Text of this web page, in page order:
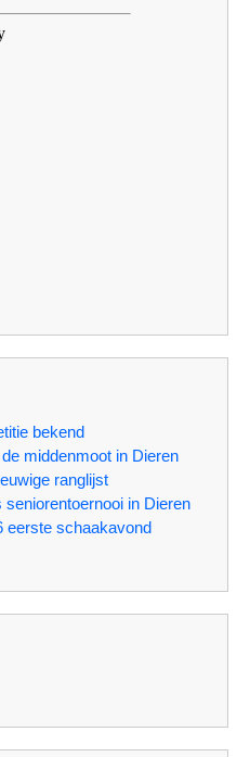
bekend
middenmoot in Dieren
ranglijst
in Dieren
eerste schaakavond